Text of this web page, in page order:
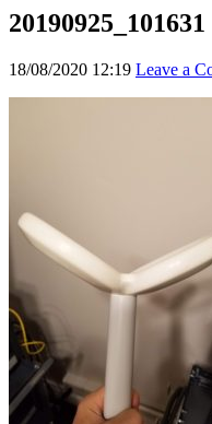
20190925_101631
18/08/2020 12:19 Leave a